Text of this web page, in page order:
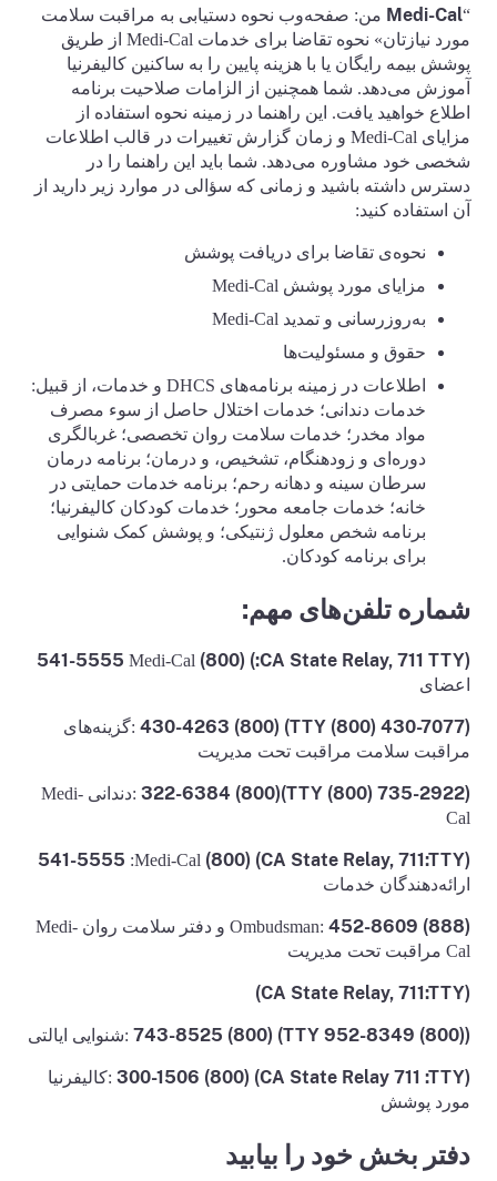
Medi-Cal من: صفحه‌وب نحوه دستیابی به مراقبت سلامت
مورد نیازتان» نحوه تقاضا برای خدمات Medi-Cal از طریق
پوشش بیمه رایگان یا با هزینه پایین را به ساکنین کالیفرنیا
آموزش می‌دهد. شما همچنین از الزامات صلاحیت برنامه
اطلاع خواهید یافت. این راهنما در زمینه نحوه استفاده از
مزایای Medi-Cal و زمان گزارش تغییرات در قالب اطلاعات
شخصی خود مشاوره می‌دهد. شما باید این راهنما را در
دسترس داشته باشید و زمانی که سؤالی در موارد زیر دارید از
آن استفاده کنید:
نحوه‌ی تقاضا برای دریافت پوشش
مزایای مورد پوشش Medi-Cal
به‌روزرسانی و تمدید Medi-Cal
حقوق و مسئولیت‌ها
اطلاعات در زمینه برنامه‌های DHCS و خدمات، از قبیل:
خدمات دندانی؛ خدمات اختلال حاصل از سوء مصرف
مواد مخدر؛ خدمات سلامت روان تخصصی؛ غربالگری
دوره‌ای و زودهنگام، تشخیص، و درمان؛ برنامه درمان
سرطان سینه و دهانه رحم؛ برنامه خدمات حمایتی در
خانه؛ خدمات جامعه محور؛ خدمات کودکان کالیفرنیا؛
برنامه شخص معلول ژنتیکی؛ و پوشش کمک شنوایی
برای برنامه کودکان.
شماره تلفن‌های مهم:
Medi-Cal
اعضای
:گزینه‌های
مراقبت سلامت مراقبت تحت مدیریت
(800) 322-6384
:دندانی Medi-
Cal
:Medi-Cal
ارائه‌دهندگان خدمات
:Ombudsman و دفتر سلامت روان Medi-
Cal مراقبت تحت مدیریت
:شنوایی ایالتی
:کالیفرنیا
مورد پوشش
دفتر بخش خود را بیابید